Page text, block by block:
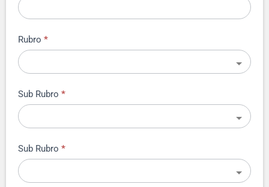
Rubro *
Sub Rubro *
Sub Rubro *